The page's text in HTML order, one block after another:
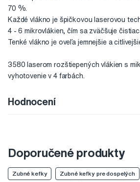
70 %.
Každé vlákno je špičkovou laserovou
4 - 6 mikrovlákien, čím sa zväčšuje
Tenké vlákno je oveľa jemnejšie a
3580 laserom rozštiepených vlákien s
vyhotovenie v 4 farbách.
Hodnocení
Doporučené produkty
Zubné kefky Zubné kefky pre dospelých